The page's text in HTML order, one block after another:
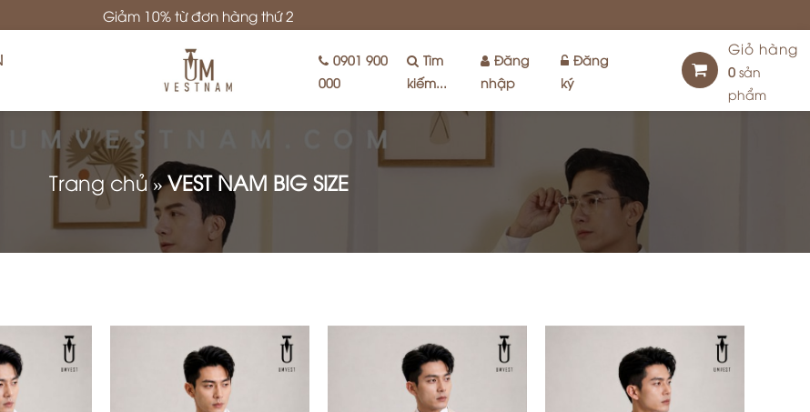
Giảm 10% từ đơn hàng thứ 2
0901 900
000
Tìm
kiếm...
Đăng
nhập
Đăng
ký
Giỏ hàng
0sản
phẩm
Trang chủ»VEST NAM BIG SIZE